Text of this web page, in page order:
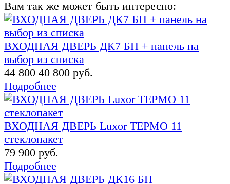
Вам так же может быть интересно:
ВХОДНАЯ ДВЕРЬ ДК7 БП + панель на
выбор из списка
44 800 40 800 руб.
Подробнее
ВХОДНАЯ ДВЕРЬ Luxor ТЕРМО 11
стеклопакет
79 900 руб.
Подробнее